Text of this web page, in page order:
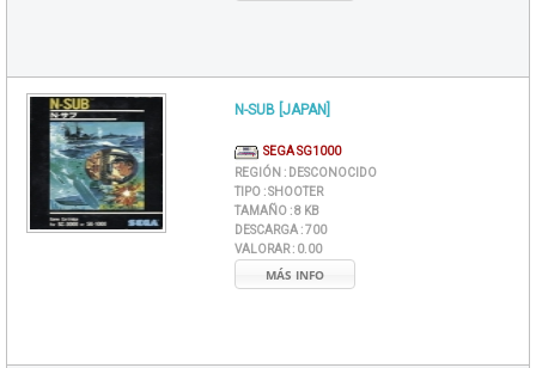
N-SUB [JAPAN]
SEGA SG1000
REGIÓN : DESCONOCIDO
TIPO :SHOOTER
TAMAÑO :8 KB
DESCARGA :700
VALORAR : 0.00
MÁS INFO